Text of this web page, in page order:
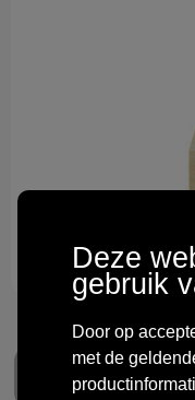
Technologie &
Deze
gebruik
Door op
met de